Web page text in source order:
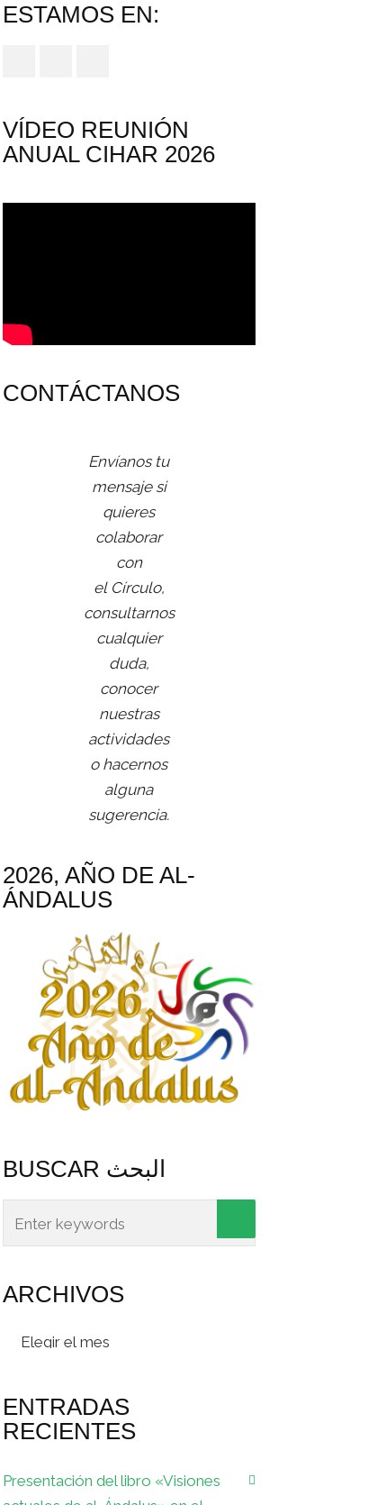
ESTAMOS EN:
VÍDEO REUNIÓN
ANUAL CIHAR 2026
CONTÁCTANOS
Envíanos tu
mensaje si
quieres
colaborar
con
el Círculo,
consultarnos
cualquier
duda,
conocer
nuestras
actividades
o hacernos
alguna
sugerencia.
2026, AÑO DE AL-
ÁNDALUS
BUSCAR البحث
ARCHIVOS
ENTRADAS
RECIENTES
Presentación del libro «Visiones